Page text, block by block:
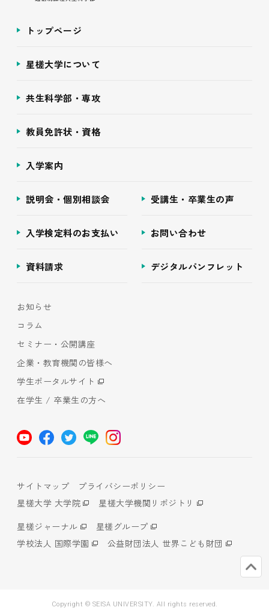
トップページ
星槎大学について
共生科学部・専攻
教員免許状・資格
入学案内
説明会・個別相談会 受講生・卒業生の声
入学検定料のお支払い お問い合わせ
資料請求 デジタルパンフレット
お知らせ
コラム
セミナー・公開講座
企業・教育機関の皆様へ
学生ポータルサイト
在学生 / 卒業生の方へ
サイトマップ
プライバシーポリシー
星槎大学 大学院
星槎大学機関リポジトリ
星槎ジャーナル
星槎グループ
学校法人 国際学園
公益財団法人 世界こども財団
Copyright © SEISA UNIVERSITY. All rights reserved.